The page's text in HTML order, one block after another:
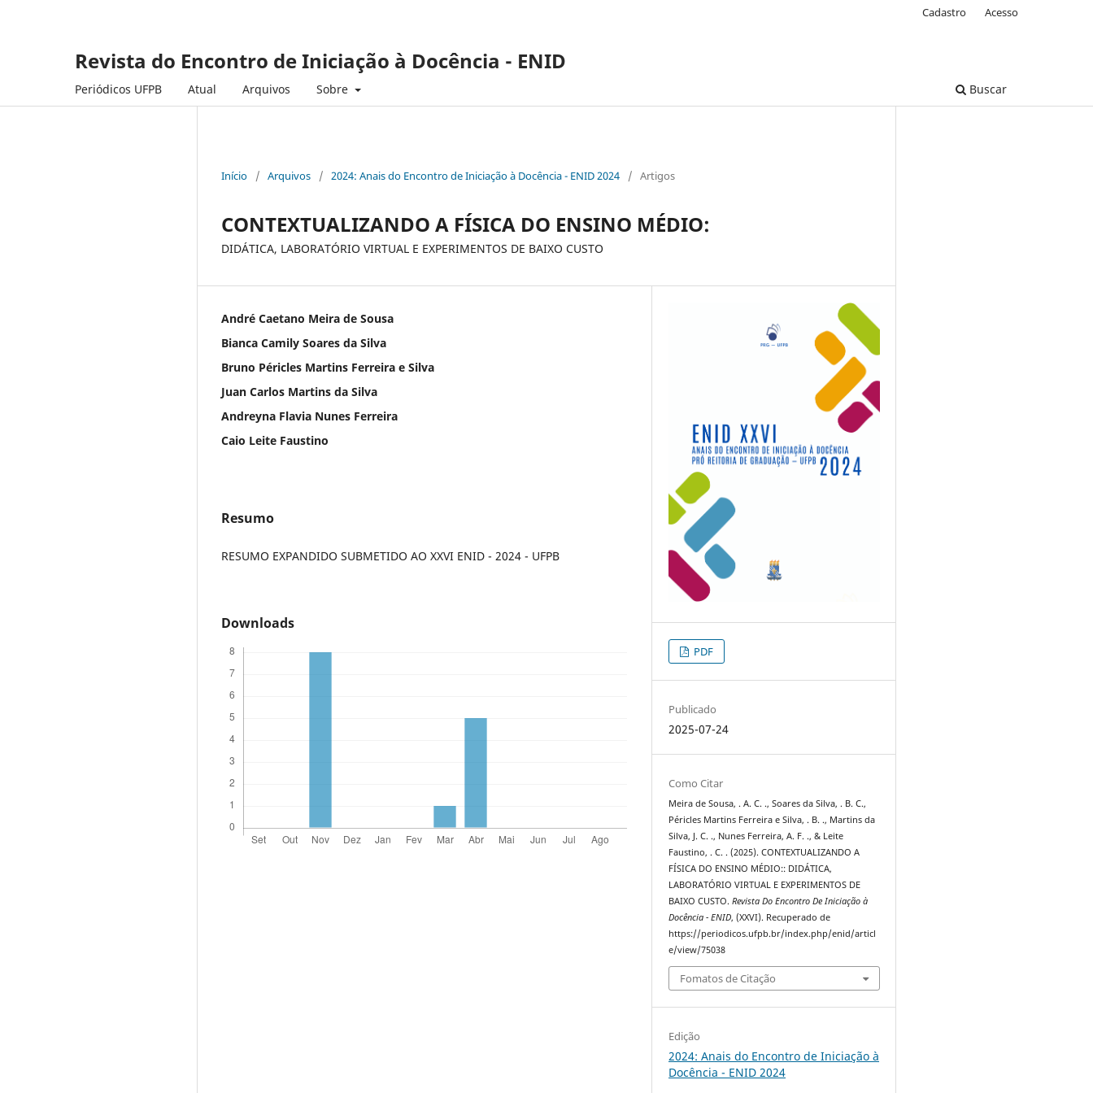
Revista do Encontro de Iniciação à Docência - ENID
Periódicos UFPB Atual Arquivos Sobre Buscar
Cadastro Acesso
Início / Arquivos / 2024: Anais do Encontro de Iniciação à Docência - ENID 2024 / Artigos
CONTEXTUALIZANDO A FÍSICA DO ENSINO MÉDIO:
DIDÁTICA, LABORATÓRIO VIRTUAL E EXPERIMENTOS DE BAIXO CUSTO
André Caetano Meira de Sousa
Bianca Camily Soares da Silva
Bruno Péricles Martins Ferreira e Silva
Juan Carlos Martins da Silva
Andreyna Flavia Nunes Ferreira
Caio Leite Faustino
Resumo
RESUMO EXPANDIDO SUBMETIDO AO XXVI ENID - 2024 - UFPB
Downloads
PDF
Publicado
2025-07-24
Como Citar
Meira de Sousa, . A. C. ., Soares da Silva, . B. C.,
Péricles Martins Ferreira e Silva, . B. ., Martins da
Silva, J. C. ., Nunes Ferreira, A. F. ., & Leite
Faustino, . C. . (2025). CONTEXTUALIZANDO A
FÍSICA DO ENSINO MÉDIO:: DIDÁTICA,
LABORATÓRIO VIRTUAL E EXPERIMENTOS DE
BAIXO CUSTO.Revista Do Encontro De Iniciação à
Docência - ENID, (XXVI). Recuperado de
https://periodicos.ufpb.br/index.php/enid/articl
e/view/75038
Fomatos de Citação
Edição
2024: Anais do Encontro de Iniciação à
Docência - ENID 2024